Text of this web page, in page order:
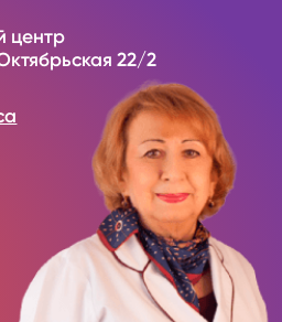
центр
22/2